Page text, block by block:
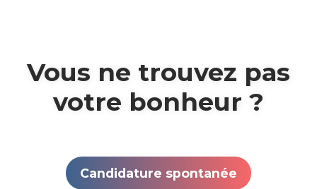
Vous ne trouvez pas
votre bonheur ?
Candidature spontanée